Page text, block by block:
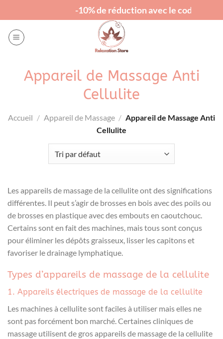
au
contenu
-10% de réduction avec le code "RELAX"
Appareil de Massage Anti
Cellulite
Accueil / Appareil de Massage / Appareil de Massage Anti
Cellulite
Les appareils de massage de la cellulite ont des significations
différentes. Il peut s’agir de brosses en bois avec des poils ou
de brosses en plastique avec des embouts en caoutchouc.
Certains sont en fait des machines, mais tous sont conçus
pour éliminer les dépôts graisseux, lisser les capitons et
favoriser le drainage lymphatique.
Types d’appareils de massage de la cellulite
1. Appareils électriques de massage de la cellulite
Les machines à cellulite sont faciles à utiliser mais elles ne
sont pas forcément bon marché. Certaines cliniques de
massage utilisent de gros appareils de massage de la cellulite